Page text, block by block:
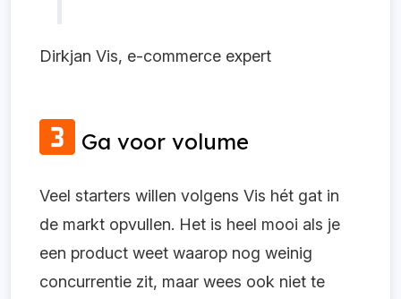
Dirkjan Vis, e-commerce expert
Ga voor volume
Veel starters willen volgens Vis hét gat in
de markt opvullen. Het is heel mooi als je
een product weet waarop nog weinig
concurrentie zit, maar wees ook niet te